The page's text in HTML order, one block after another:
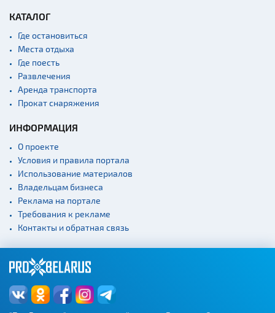
КАТАЛОГ
Где остановиться
Места отдыха
Где поесть
Развлечения
Аренда транспорта
Прокат снаряжения
ИНФОРМАЦИЯ
О проекте
Условия и правила портала
Использование материалов
Владельцам бизнеса
Реклама на портале
Требования к рекламе
Контакты и обратная связь